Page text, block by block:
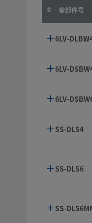
零部件号
6LV-
6LV-
6LV-
SS-DLS4
SS-DLS6
SS-